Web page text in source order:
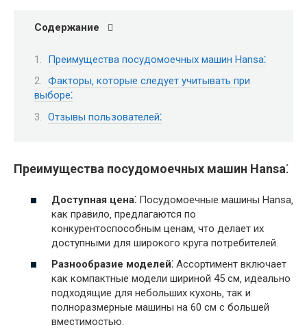
Содержание
Преимущества посудомоечных машин Hansa⁚
Факторы‚ которые следует учитывать при
выборе⁚
Отзывы пользователей⁚
Преимущества посудомоечных машин Hansa⁚
Доступная цена⁚ Посудомоечные машины Hansa‚
как правило‚ предлагаются по
конкурентоспособным ценам‚ что делает их
доступными для широкого круга потребителей.
Разнообразие моделей⁚ Ассортимент включает
как компактные модели шириной 45 см‚ идеально
подходящие для небольших кухонь‚ так и
полноразмерные машины на 60 см с большей
вместимостью.